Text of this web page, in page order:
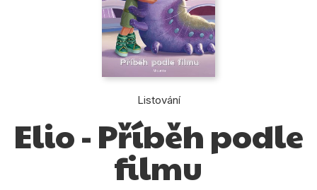
Tipy redakce
Beletrie pro děti
Dárkové publikace
Dárkové zboží
Listování
Elio - Příběh podle
filmu